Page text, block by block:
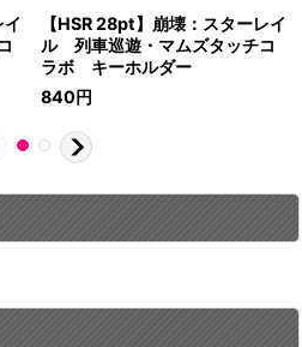
イ
【HSR 28pt】崩壊：スターレイ
ル 列車巡遊・マムズタッチコ
ラボ キーホルダー
840円